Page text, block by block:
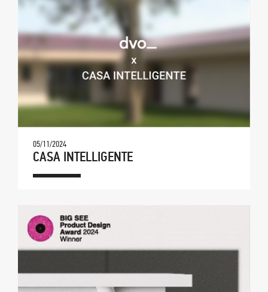
05/11/2024
CASA INTELLIGENTE